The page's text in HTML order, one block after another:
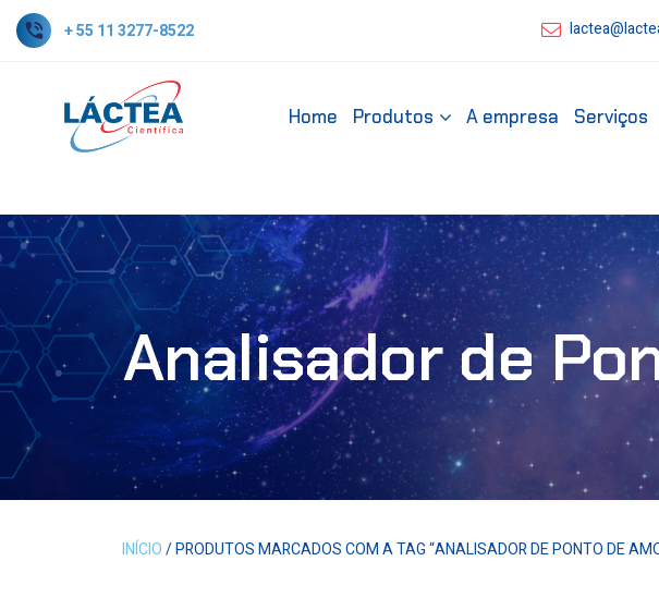
+ 55 11 3277-8522
Home Produtos A empresa Serviços
Analisador de
INÍCIO/ PRODUTOS MARCADOS COM A TAG “ANALISADOR DE PONTO DE